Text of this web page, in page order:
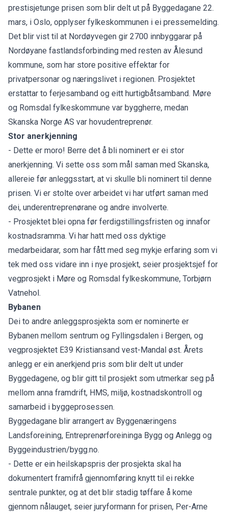
prestisjetunge prisen som blir delt ut på Byggedagane 22.
mars, i Oslo, opplyser fylkeskommunen i ei pressemelding.
Det blir vist til at Nordøyvegen gir 2700 innbyggarar på
Nordøyane fastlandsforbinding med resten av Ålesund
kommune, som har store positive effektar for
privatpersonar og næringslivet i regionen. Prosjektet
erstattar to ferjesamband og eitt hurtigbåtsamband. Møre
og Romsdal fylkeskommune var byggherre, medan
Skanska Norge AS var hovudentreprenør.
Stor anerkjenning
- Dette er moro! Berre det å bli nominert er ei stor
anerkjenning. Vi sette oss som mål saman med Skanska,
allereie før anleggsstart, at vi skulle bli nominert til denne
prisen. Vi er stolte over arbeidet vi har utført saman med
dei, underentreprenørane og andre involverte.
- Prosjektet blei opna før ferdigstillingsfristen og innafor
kostnadsramma. Vi har hatt med oss dyktige
medarbeidarar, som har fått med seg mykje erfaring som vi
tek med oss vidare inn i nye prosjekt, seier prosjektsjef for
vegprosjekt i Møre og Romsdal fylkeskommune, Torbjørn
Vatnehol.
Bybanen
Dei to andre anleggsprosjekta som er nominerte er
Bybanen mellom sentrum og Fyllingsdalen i Bergen, og
vegprosjektet E39 Kristiansand vest-Mandal øst. Årets
anlegg er ein anerkjend pris som blir delt ut under
Byggedagene, og blir gitt til prosjekt som utmerkar seg på
mellom anna framdrift, HMS, miljø, kostnadskontroll og
samarbeid i byggeprosessen.
Byggedagane blir arrangert av Byggenæringens
Landsforeining, Entreprenørforeininga Bygg og Anlegg og
Byggeindustrien/bygg.no.
- Dette er ein heilskapspris der prosjekta skal ha
dokumentert framifrå gjennomføring knytt til ei rekke
sentrale punkter, og at det blir stadig tøffare å kome
gjennom nålauget, seier juryformann for prisen, Per-Arne